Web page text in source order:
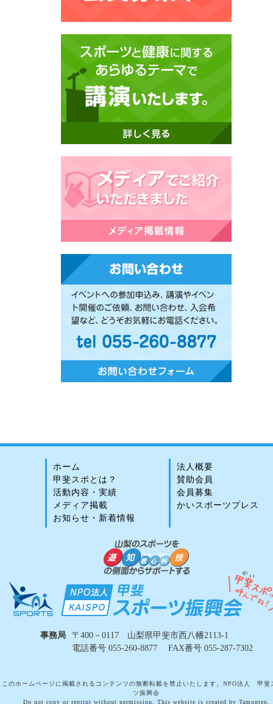
法人概要
賛助会員
会員募集
かいスポーツプレス
ホーム
甲斐スポとは？
活動内容・実績
メディア掲載
お知らせ・新着情報
事務局
〒400－0117 山梨県甲斐市西八幡2113-1
電話番号 055-260-8877 FAX番号 055-287-7302
このホームページに掲載されるコンテンツの無断転載を禁止いたします。NPO法人 甲斐
ツ振興会
Do not copy or reprint without permission. This website is created by Tamonten.